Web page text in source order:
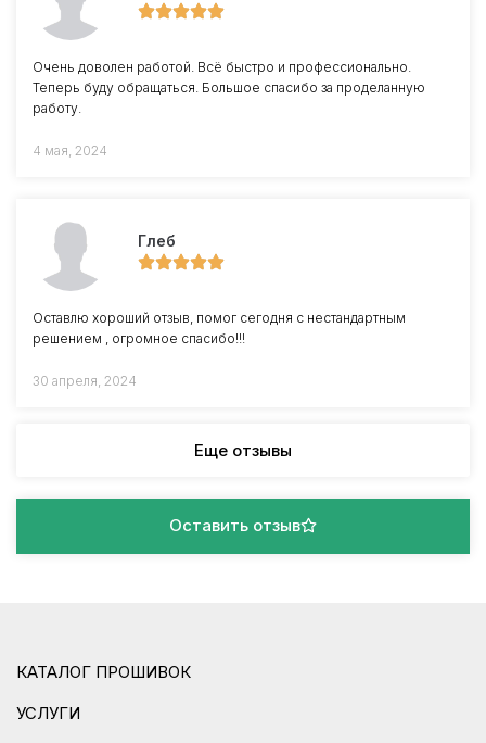
Очень доволен работой. Всё быстро и профессионально.
Теперь буду обращаться. Большое спасибо за проделанную
работу.
4 мая, 2024
Глеб
Оставлю хороший отзыв, помог сегодня с нестандартным
решением , огромное спасибо!!!
30 апреля, 2024
Еще отзывы
Оставить отзыв
КАТАЛОГ ПРОШИВОК
УСЛУГИ